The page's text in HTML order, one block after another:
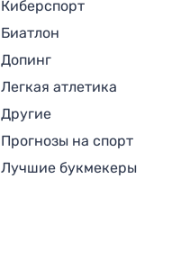
Киберспорт
Биатлон
Допинг
Легкая атлетика
Другие
Прогнозы на спорт
Лучшие букмекеры